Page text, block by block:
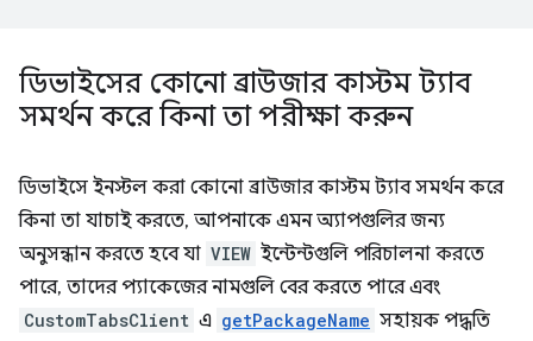
ডিভাইসের কোনো ব্রাউজার কাস্টম ট্যাব
সমর্থন করে কিনা তা পরীক্ষা করুন
ডিভাইসে ইনস্টল করা কোনো ব্রাউজার কাস্টম ট্যাব সমর্থন করে
কিনা তা যাচাই করতে, আপনাকে এমন অ্যাপগুলির জন্য
অনুসন্ধান করতে হবে যা VIEW ইন্টেন্টগুলি পরিচালনা করতে
পারে, তাদের প্যাকেজের নামগুলি বের করতে পারে এবং
CustomTabsClient এ getPackageName সহায়ক পদ্ধতি